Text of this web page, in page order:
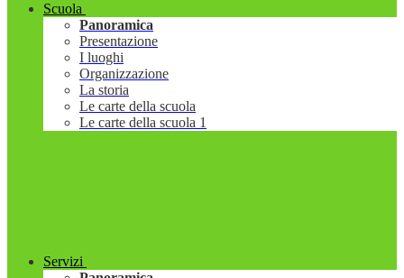
Scuola
Panoramica
Presentazione
I luoghi
Organizzazione
La storia
Le carte della scuola
Le carte della scuola 1
Servizi